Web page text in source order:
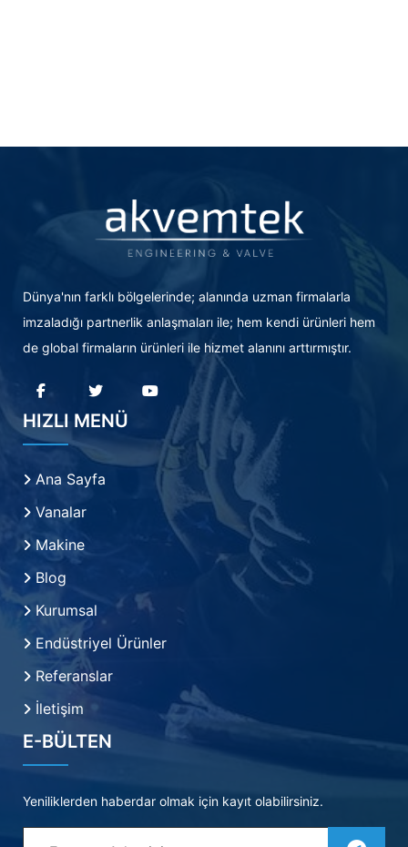
Dünya'nın farklı bölgelerinde; alanında uzman firmalarla
imzaladığı partnerlik anlaşmaları ile; hem kendi ürünleri hem
de global firmaların ürünleri ile hizmet alanını arttırmıştır.
HIZLI MENÜ
Ana Sayfa
Vanalar
Makine
Blog
Kurumsal
Endüstriyel Ürünler
Referanslar
İletişim
E-BÜLTEN
Yeniliklerden haberdar olmak için kayıt olabilirsiniz.